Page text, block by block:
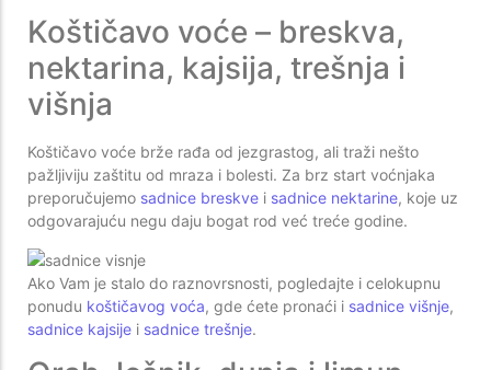
Koštičavo voće – breskva,
nektarina, kajsija, trešnja i
višnja
Koštičavo voće brže rađa od jezgrastog, ali traži nešto
pažljiviju zaštitu od mraza i bolesti. Za brz start voćnjaka
preporučujemo sadnice breskve i sadnice nektarine, koje uz
odgovarajuću negu daju bogat rod već treće godine.
Ako Vam je stalo do raznovrsnosti, pogledajte i celokupnu
ponudu koštičavog voća, gde ćete pronaći i sadnice višnje,
sadnice kajsije i sadnice trešnje.